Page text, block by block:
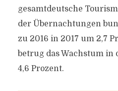
gesamtdeutsche
der Übernachtungen
zu 2016 in 2017 um 2,7
betrug das Wachstum in
4,6 Prozent.